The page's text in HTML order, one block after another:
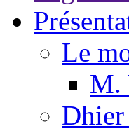
Le
M.